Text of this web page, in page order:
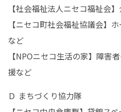
【社会福祉法人ニセコ福祉会
【ニセコ町社会福祉協議会】
など
【NPOニセコ生活の家】障害
援など
Ｄ まちづくり協力隊